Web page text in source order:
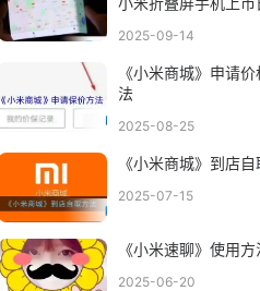
2025-09-14
《小米商城》申请
法
2025-08-25
《小米商城》到店
2025-07-15
《小米速聊》使用
2025-06-20